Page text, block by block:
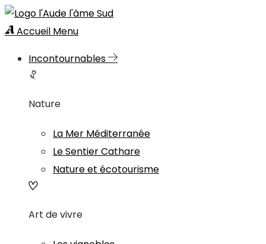
Accueil Menu
Incontournables
Nature
La Mer Méditerranée
Le Sentier Cathare
Nature et écotourisme
Art de vivre